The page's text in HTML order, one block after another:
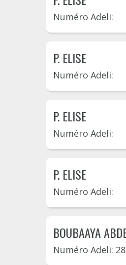
Numéro Adeli:
P. ELISE
Numéro Adeli:
P. ELISE
Numéro Adeli:
P. ELISE
Numéro Adeli:
BOUBAAYA
Numéro Adeli: